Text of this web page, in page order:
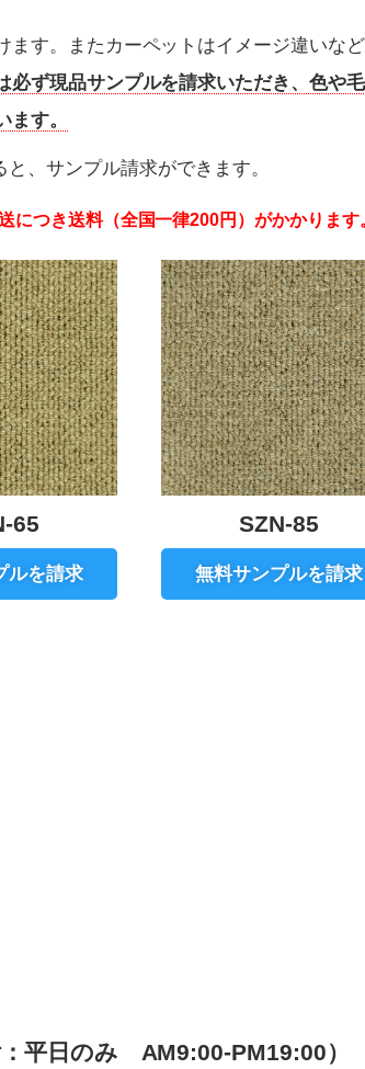
す。またカーペットはイメージ違いなど
ず現品サンプルを請求いただき、色や
す。
、サンプル請求ができます。
つき送料（全国一律200円）がかかります
65
ルを請求
SZN-85
無料サンプルを請求
平日のみ AM9:00-PM19:00）